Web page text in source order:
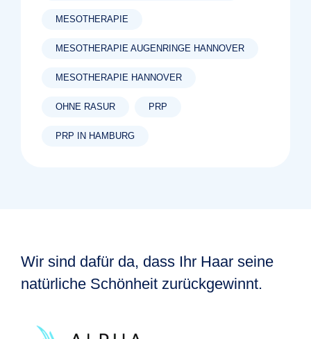
MESOTHERAPIE
MESOTHERAPIE AUGENRINGE HANNOVER
MESOTHERAPIE HANNOVER
OHNE RASUR PRP
PRP IN HAMBURG
Wir sind dafür da, dass Ihr Haar seine
natürliche Schönheit zurückgewinnt.